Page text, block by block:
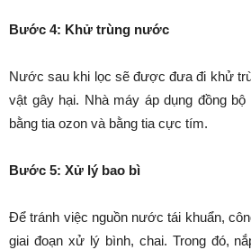
Bước 4: Khử trùng nước
Nước sau khi lọc sẽ được đưa đi khử
vật gây hại. Nhà máy áp dụng đồng
bằng tia ozon và bằng tia cực tím.
Bước 5: Xử lý bao bì
Để tránh việc nguồn nước tái khuẩn,
giai đoạn xử lý bình, chai. Trong đó,